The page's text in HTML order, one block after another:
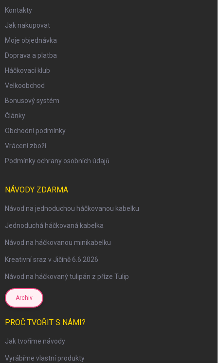
Kontakty
Jak nakupovat
Moje objednávka
Doprava a platba
Háčkovací klub
Velkoobchod
Bonusový systém
Články
Obchodní podmínky
Vrácení zboží
Podmínky ochrany osobních údajů
NÁVODY ZDARMA
Návod na jednoduchou háčkovanou kabelku
Jednoduchá háčkovaná kabelka
Návod na háčkovanou minikabelku
Kreativní sraz v Jičíně 6.6.2026
Návod na háčkovaný tulipán z příze Tulip
Archiv
PROČ TVOŘIT S NÁMI?
Jak tvoříme návody
Vyrábíme vlastní produkty